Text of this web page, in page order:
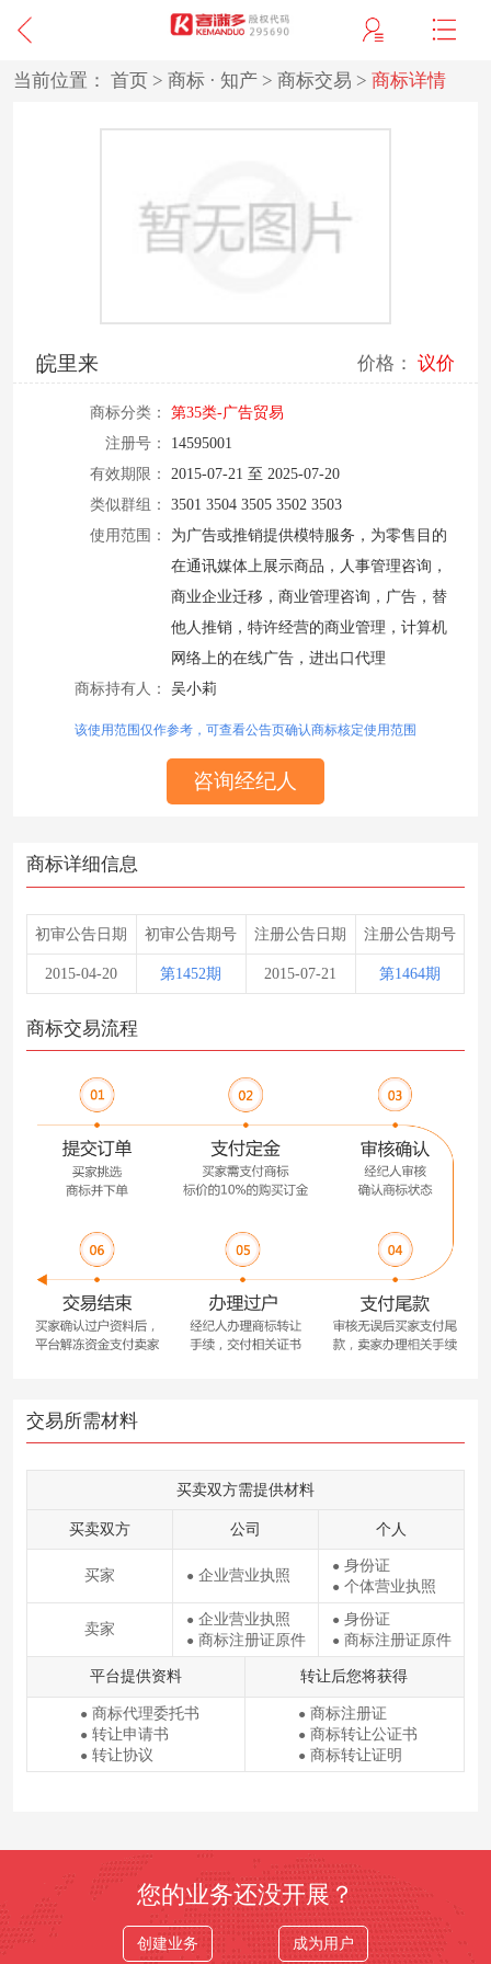
当前位置： 首页 > 商标 · 知产 > 商标交易 > 商标详情
皖里来 价格： 议价
商标分类：
第35类-广告贸易
注册号：
14595001
有效期限：
2015-07-21 至 2025-07-20
类似群组：
3501 3504 3505 3502 3503
使用范围：
为广告或推销提供模特服务，为零售目的
在通讯媒体上展示商品，人事管理咨询，
商业企业迁移，商业管理咨询，广告，替
他人推销，特许经营的商业管理，计算机
网络上的在线广告，进出口代理
商标持有人：
吴小莉
该使用范围仅作参考，可查看公告页确认商标核定使用范围
咨询经纪人
商标详细信息
初审公告日期 初审公告期号 注册公告日期 注册公告期号
2015-04-20 第1452期 2015-07-21 第1464期
商标交易流程
交易所需材料
买卖双方需提供材料
买卖双方 公司 个人
买家 ●企业营业执照 ●身份证
●个体营业执照
卖家 ●企业营业执照
●商标注册证原件
●身份证
●商标注册证原件
平台提供资料 转让后您将获得
●商标代理委托书
●转让申请书
●转让协议
●商标注册证
●商标转让公证书
●商标转让证明
您的业务还没开展？
创建业务 成为用户